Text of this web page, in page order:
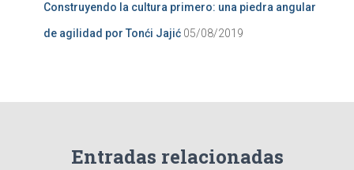
Construyendo la cultura primero: una piedra angular
de agilidad por Tonći Jajić 05/08/2019
Entradas relacionadas